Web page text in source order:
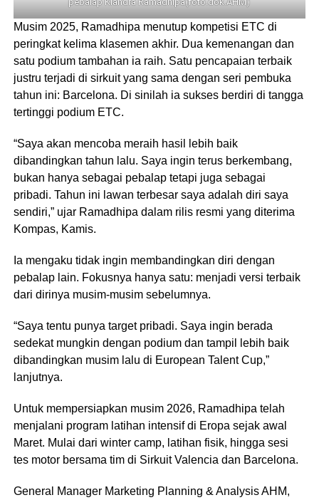
Musim 2025, Ramadhipa menutup kompetisi ETC di
peringkat kelima klasemen akhir. Dua kemenangan dan
satu podium tambahan ia raih. Satu pencapaian terbaik
justru terjadi di sirkuit yang sama dengan seri pembuka
tahun ini: Barcelona. Di sinilah ia sukses berdiri di tangga
tertinggi podium ETC.
“Saya akan mencoba meraih hasil lebih baik
dibandingkan tahun lalu. Saya ingin terus berkembang,
bukan hanya sebagai pebalap tetapi juga sebagai
pribadi. Tahun ini lawan terbesar saya adalah diri saya
sendiri,” ujar Ramadhipa dalam rilis resmi yang diterima
Kompas, Kamis.
Ia mengaku tidak ingin membandingkan diri dengan
pebalap lain. Fokusnya hanya satu: menjadi versi terbaik
dari dirinya musim-musim sebelumnya.
“Saya tentu punya target pribadi. Saya ingin berada
sedekat mungkin dengan podium dan tampil lebih baik
dibandingkan musim lalu di European Talent Cup,”
lanjutnya.
Untuk mempersiapkan musim 2026, Ramadhipa telah
menjalani program latihan intensif di Eropa sejak awal
Maret. Mulai dari winter camp, latihan fisik, hingga sesi
tes motor bersama tim di Sirkuit Valencia dan Barcelona.
General Manager Marketing Planning & Analysis AHM,